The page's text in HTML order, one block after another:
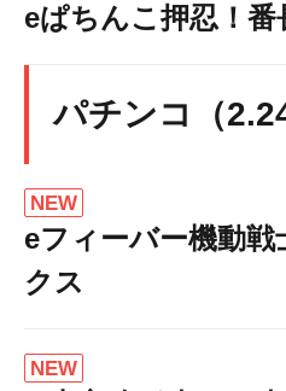
eぱちんこ押忍！番
パチンコ（2.24
NEW
eフィーバー機動
クス
NEW